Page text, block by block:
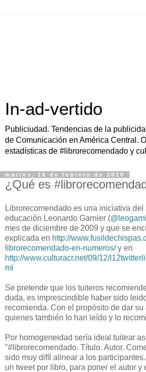
In-ad-vertido
Publiciudad. Tendencias de la
de Comunicación en América Central.
estadísticas de #librorecomendado y
martes, 16 de febrero de 2010
¿Qué es
Librorecomendado es una iniciativa
educación Leonardo Garnier (
mes de diciembre de 2009 y que se
explicada en http://
librorecomendado-en-numeros/y en
http://www.culturacr.net/09/12/
ml
Se pretende que los tuiteros
duda, es imprescindible haber sido
recomienda. Con el propósito de dar su
quienes también lo han leído y lo
Por homogeneidad sería ideal tuitear
"#librorecomendado. Título. Autor.
sido muy difíl alinear a los
un tweet por libro, para poner el autor y